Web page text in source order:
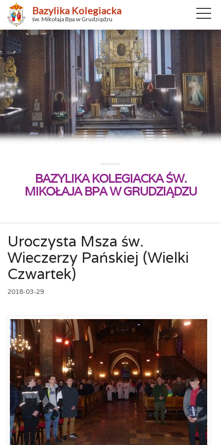
Bazylika Kolegiacka
św. Mikołaja Bpa w Grudziądzu
BAZYLIKA KOLEGIACKA ŚW.
MIKOŁAJA BPA W GRUDZIĄDZU
Uroczysta Msza św.
Wieczerzy Pańskiej (Wielki
Czwartek)
2018-03-29